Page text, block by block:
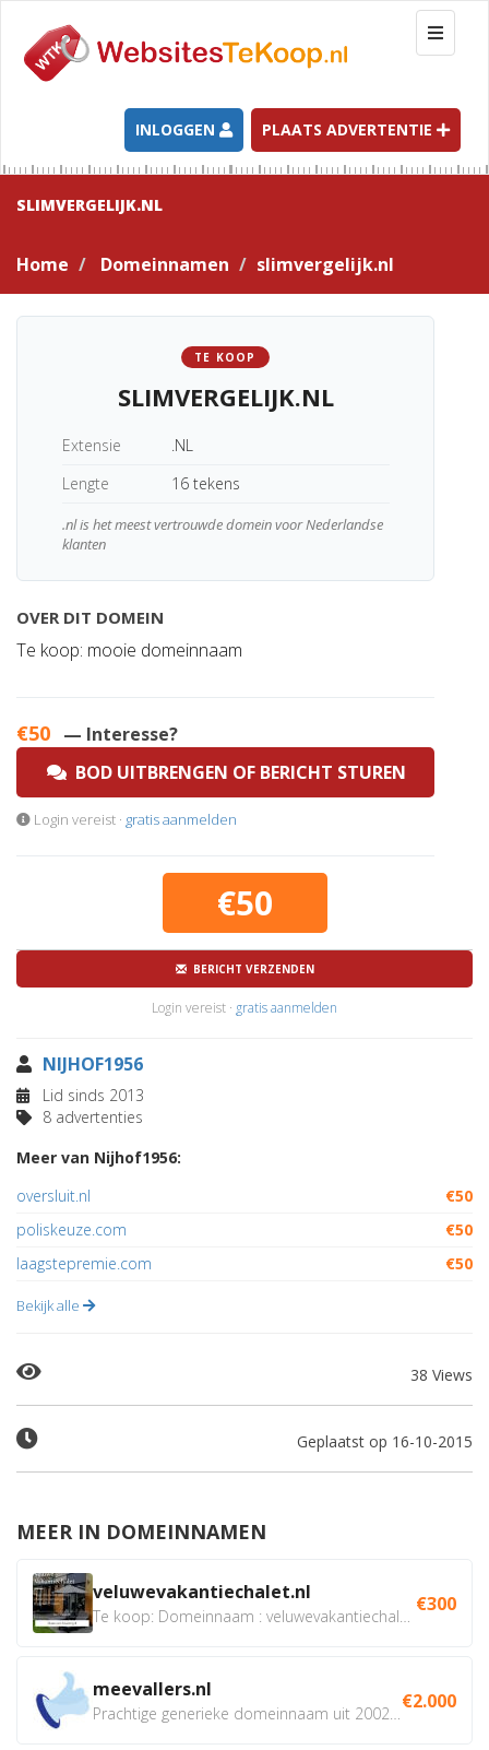
T
o
g
l
e
n
a
t
INLOGGEN PLAATS ADVERTENTIE
SLIMVERGELIJK.NL
Home Domeinnamen slimvergelijk.nl
TE KOOP
SLIMVERGELIJK.NL
Extensie
.NL
Lengte
16 tekens
.nl is het meest vertrouwde domein voor Nederlandse
klanten
OVER DIT DOMEIN
Te koop: mooie domeinnaam
€50 — Interesse?
BOD UITBRENGEN OF BERICHT STUREN
Login vereist · gratis aanmelden
€50
BERICHT VERZENDEN
Login vereist · gratis aanmelden
NIJHOF1956
Lid sinds 2013
8 advertenties
Meer van Nijhof1956:
oversluit.nl
€50
poliskeuze.com
€50
laagstepremie.com
€50
Bekijk alle
38 Views
Geplaatst op 16-10-2015
MEER IN DOMEINNAMEN
veluwevakantiechalet.nl €300
meevallers.nl €2.000